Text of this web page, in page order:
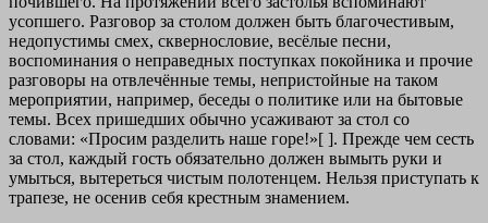
усопшего. Разговор за столом должен быть благочестивым,
недопустимы смех, сквернословие, весёлые песни,
воспоминания о неправедных поступках покойника и прочие
разговоры на отвлечённые темы, непристойные на таком
мероприятии, например, беседы о политике или на бытовые
темы. Всех пришедших обычно усаживают за стол со
словами: «Просим разделить наше горе!»[ ]. Прежде чем сесть
за стол, каждый гость обязательно должен вымыть руки и
умыться, вытереться чистым полотенцем. Нельзя приступать к
трапезе, не осенив себя крестным знамением.